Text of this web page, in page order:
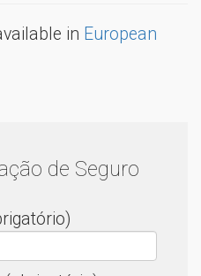
in European
de Seguro